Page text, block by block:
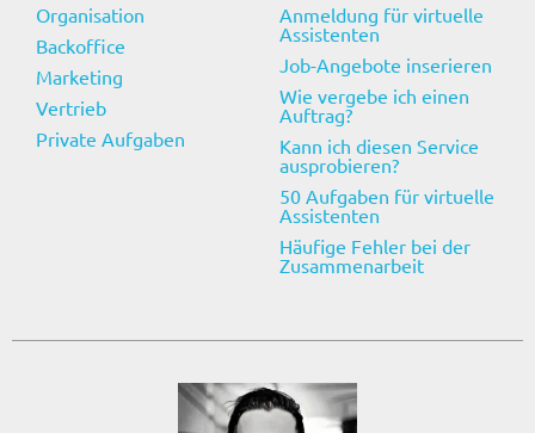
Organisation
Backoffice
Marketing
Vertrieb
Private Aufgaben
Anmeldung für virtuelle
Assistenten
Job-Angebote inserieren
Wie vergebe ich einen
Auftrag?
Kann ich diesen Service
ausprobieren?
50 Aufgaben für virtuelle
Assistenten
Häufige Fehler bei der
Zusammenarbeit